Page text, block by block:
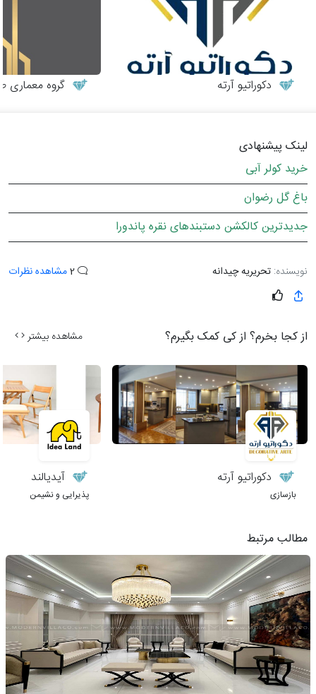
دکوراتیو آرته گروه معماری
لینک پیشنهادی
خرید کولر آبی
باغ گل رضوان
جدیدترین کالکشن دستبندهای نقره پاندورا
نویسنده: تحریریه چیدانه مشاهده نظرات
از کجا بخرم؟ از کی کمک بگیرم؟ مشاهده بیشتر
دکوراتیو آرته
بازسازی
آیدیالند
پذیرایی و نشیمن
مطالب مرتبط